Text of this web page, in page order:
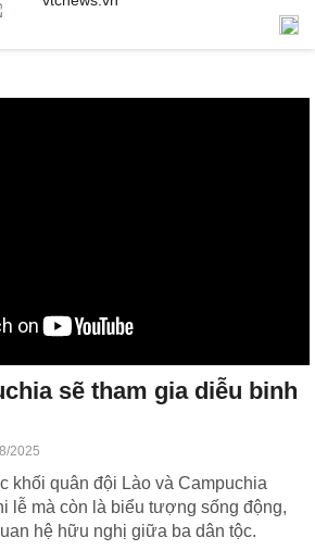
sẽ tham gia diễu binh
2025
khối quân đội Lào và Campuchia
lễ mà còn là biểu tượng sống động,
hệ hữu nghị giữa ba dân tộc.